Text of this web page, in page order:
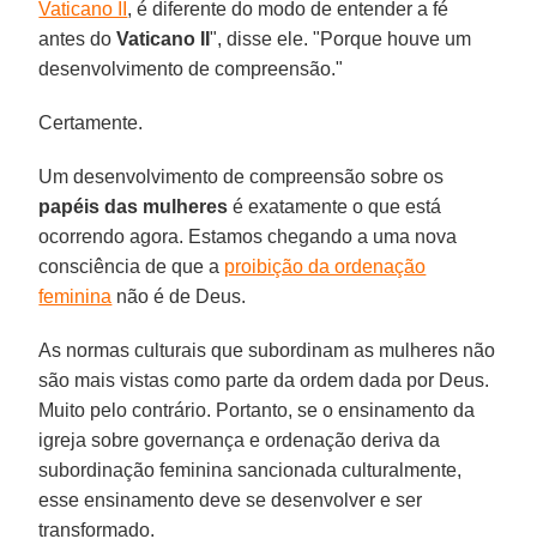
Vaticano II , é diferente do modo de entender a fé
antes doVaticano II", disse ele. "Porque houve um
desenvolvimento de compreensão."
Certamente.
Um desenvolvimento de compreensão sobre os
papéis das mulheres é exatamente o que está
ocorrendo agora. Estamos chegando a uma nova
consciência de que a proibição da ordenação
feminina não é de Deus.
As normas culturais que subordinam as mulheres não
são mais vistas como parte da ordem dada por Deus.
Muito pelo contrário. Portanto, se o ensinamento da
igreja sobre governança e ordenação deriva da
subordinação feminina sancionada culturalmente,
esse ensinamento deve se desenvolver e ser
transformado.